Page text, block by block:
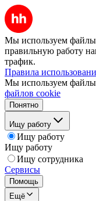
Мы используем файлы
правильную работу
трафик.
Правила
Мы используем файлы
файлов cookie
Понятно
Ищу работу
Ищу работу
Ищу работу
Ищу сотрудника
Сервисы
Помощь
Ещё